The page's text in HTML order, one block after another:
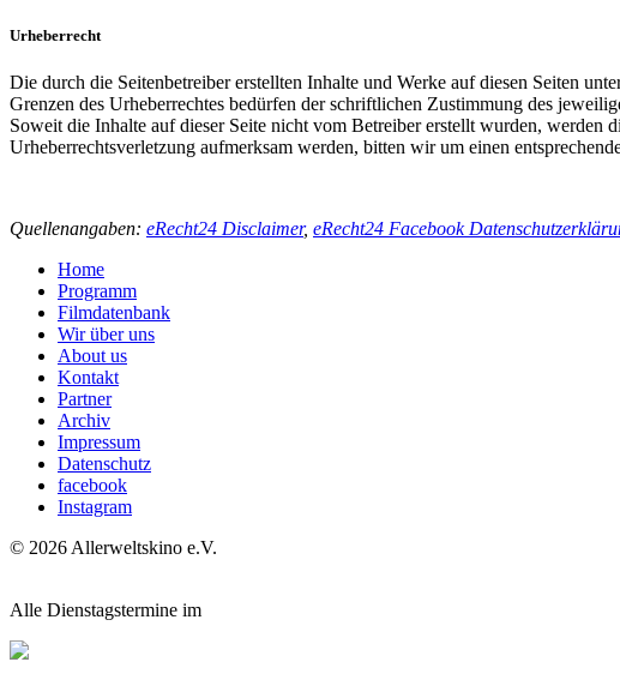
Urheberrecht
Die durch die Seitenbetreiber erstellten Inhalte und Werke auf diesen Seiten
Grenzen des Urheberrechtes bedürfen der schriftlichen Zustimmung des
Soweit die Inhalte auf dieser Seite nicht vom Betreiber erstellt wurden, werden
Urheberrechtsverletzung aufmerksam werden, bitten wir um einen
Quellenangaben: eRecht24 Disclaimer, eRecht24 Facebook
Home
Programm
Filmdatenbank
Wir über uns
About us
Kontakt
Partner
Archiv
Impressum
Datenschutz
facebook
Instagram
© 2026 Allerweltskino e.V.
Alle Dienstagstermine im